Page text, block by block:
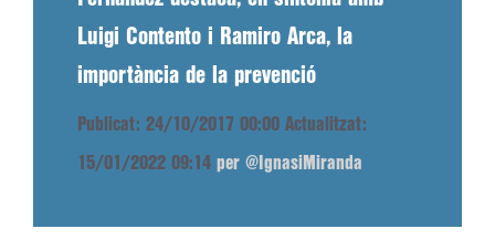
Luigi Contento i Ramiro Arca, la
importància de la prevenció
Publicat: 24/10/2017 00:00 Actualitzat:
15/01/2022 09:14 per @IgnasiMiranda